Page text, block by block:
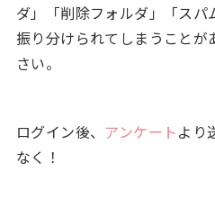
ダ」「削除フォルダ」「ス
振り分けられてしまうことが
さい。
ログイン後、 アンケートより
なく！